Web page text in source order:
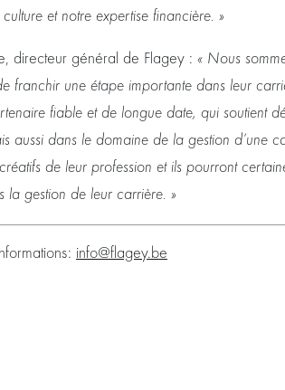
et notre expertise financière. »
directeur général de Flagey : « Nous
franchir une étape importante dans leur
fiable et de longue date, qui soutient
aussi dans le domaine de la gestion d’une
de leur profession et ils pourront
la gestion de leur carrière. »
info@flagey.be